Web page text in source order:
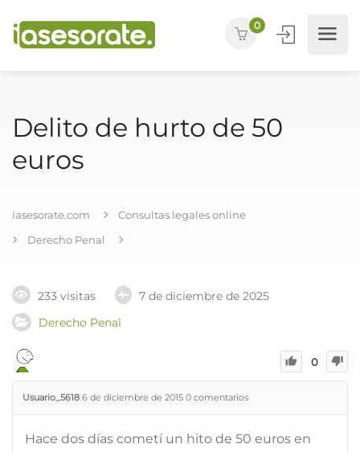
0
Delito de hurto de 50
euros
iasesorate.com
Consultas legales online
Derecho Penal
233 visitas
7 de diciembre de 2025
Derecho Penal
0
Usuario_5618 6 de diciembre de 2015 0 comentarios
Hace dos días cometí un hito de 50 euros en